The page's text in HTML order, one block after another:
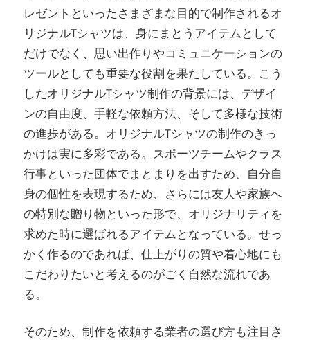
レゼントといったさまざまな目的で制作されるオ
リジナルTシャツは、身にまとうアイテムとして
だけでなく、思い出作りやコミュニケーションの
ツールとしても重要な役割を果たしている。 こう
したオリジナルTシャツ制作の背景には、デザイ
ンの自由度、手軽な依頼方法、そして多様な技術
の進歩がある。オリジナルTシャツの制作のきっ
かけは実に多彩である。スポーツチームやクラス
行事といった団体でまとまりを出すため、自分自
身の個性を表現するため、さらには友人や家族へ
の特別な贈り物といった形で、オリジナリティを
求めた時に選ばれるアイテムとなっている。せっ
かく作るのであれば、仕上がりの質や着心地にも
こだわりたいと考えるのがごく自然な流れであ
る。
そのため、制作を依頼する業者の選び方も注目さ